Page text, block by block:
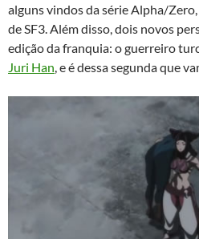
alguns vindos da série Alpha/
de SF3. Além disso, dois novos
edição da franquia: o guerreiro
Juri Han , e é dessa segunda que